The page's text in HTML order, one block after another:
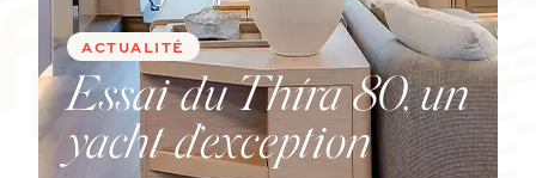
ACTUALITÉ
Essai du Thíra 80, un
yacht d’exception
En savoir
plus sur le
prix
En savoir
plus sur le
prix